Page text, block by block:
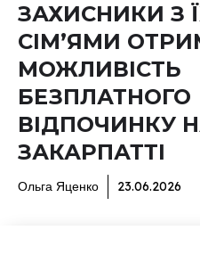
ЗАХИСНИКИ З
СІМ’ЯМИ
МОЖЛИВІСТЬ
БЕЗПЛАТНОГО
ВІДПОЧИНКУ
ЗАКАРПАТТІ
Ольга Яценко 23.06.2026